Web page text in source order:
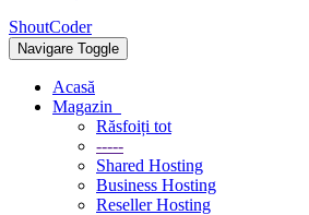
ShoutCoder
Navigare Toggle
Acasă
Magazin
Răsfoiți tot
-----
Shared Hosting
Business Hosting
Reseller Hosting